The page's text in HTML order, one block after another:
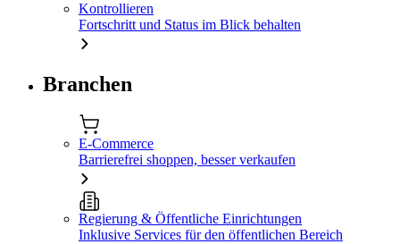
Kontrollieren
Fortschritt und Status im Blick behalten
Branchen
E-Commerce
Barrierefrei shoppen, besser verkaufen
Regierung & Öffentliche Einrichtungen
Inklusive Services für den öffentlichen Bereich